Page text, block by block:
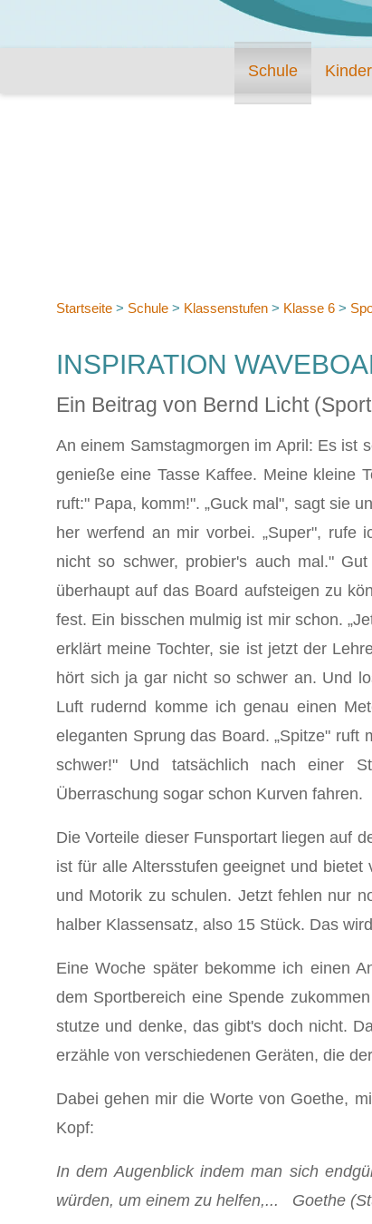
Schule
Startseite > Schule > Klassenstufen > Klasse 6 >
INSPIRATION
Ein Beitrag von Bernd Licht
An einem Samstagmorgen im April: Es ist
genieße eine Tasse Kaffee. Meine kleine
ruft:" Papa, komm!". „Guck mal", sagt sie
her werfend an mir vorbei. „Super", rufe
nicht so schwer, probier's auch mal."
überhaupt auf das Board aufsteigen zu
fest. Ein bisschen mulmig ist mir schon.
erklärt meine Tochter, sie ist jetzt der
hört sich ja gar nicht so schwer an. Und
Luft rudernd komme ich genau einen
eleganten Sprung das Board. „Spitze" ruft
schwer!" Und tatsächlich nach einer
Überraschung sogar schon Kurven fahren.
Die Vorteile dieser Funsportart liegen auf
ist für alle Altersstufen geeignet und bietet
und Motorik zu schulen. Jetzt fehlen nur
halber Klassensatz, also 15 Stück. Das
Eine Woche später bekomme ich einen
dem Sportbereich eine Spende
stutze und denke, das gibt's doch nicht.
erzähle von verschiedenen Geräten, die
Dabei gehen mir die Worte von Goethe,
Kopf:
In dem Augenblick indem man sich
würden, um einem zu helfen,... Goethe